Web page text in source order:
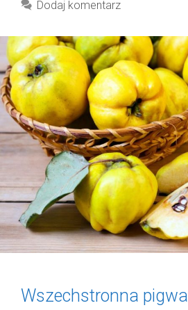
Dodaj komentarz
Wszechstronna pigwa